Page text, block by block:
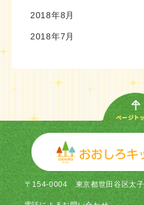
2018年8月
2018年7月
〒154-0004東京都世田谷区太